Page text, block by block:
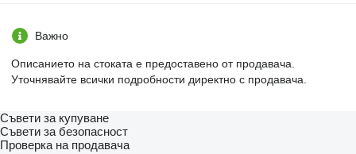
Важно
Описанието на стоката е предоставено от продавача.
Уточнявайте всички подробности директно с продавача.
Съвети за купуване
Съвети за безопасност
Проверка на продавача